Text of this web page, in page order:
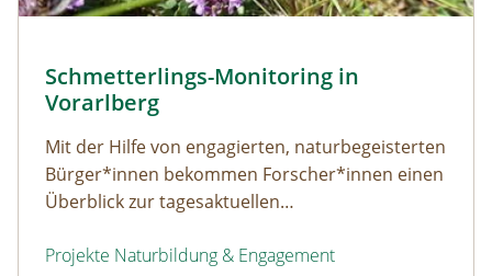
Naturerfolg: Schmetterlings-Monitoring in Vorarlberg
Schmetterlings-Monitoring in
Vorarlberg
Mit der Hilfe von engagierten, naturbegeisterten
Bürger*innen bekommen Forscher*innen einen
Überblick zur tagesaktuellen
ausgewertet werden.
Projekte Naturbildung & Engagement